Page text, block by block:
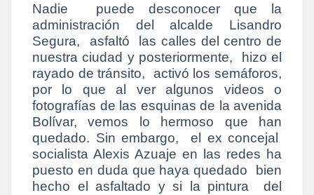
Nadie puede desconocer que la
administración del alcalde Lisandro
Segura, asfaltó las calles del centro de
nuestra ciudad y posteriormente, hizo el
rayado de tránsito, activó los semáforos,
por lo que al ver algunos videos o
fotografías de las esquinas de la avenida
Bolívar, vemos lo hermoso que han
quedado. Sin embargo, el ex concejal
socialista Alexis Azuaje en las redes ha
puesto en duda que haya quedado bien
hecho el asfaltado y si la pintura del